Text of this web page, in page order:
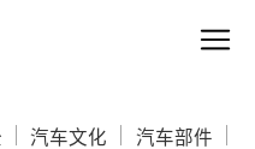
汽车文化 汽车部件